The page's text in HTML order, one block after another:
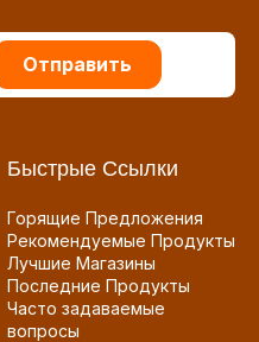
Отправить
Быстрые Ссылки
Горящие Предложения
Рекомендуемые Продукты
Лучшие Магазины
Последние Продукты
Часто задаваемые
вопросы